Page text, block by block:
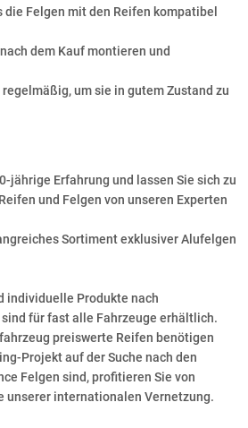
die Felgen mit den Reifen kompatibel
dem Kauf montieren und
um sie in gutem Zustand zu
jährige Erfahrung und lassen Sie sich zu
und Felgen von unseren Experten
Sortiment exklusiver Alufelgen
individuelle Produkte nach
für fast alle Fahrzeuge erhältlich.
preiswerte Reifen benötigen
Projekt auf der Suche nach den
Felgen sind, profitieren Sie von
unserer internationalen Vernetzung.